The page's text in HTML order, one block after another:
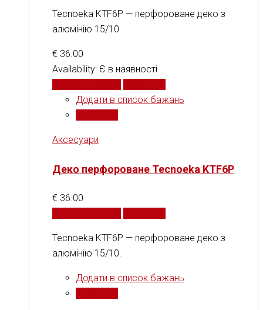
Tecnoeka KTF6P — перфороване деко з
алюмінію 15/10.
€ 36.00
Availability: Є в наявності
Додати в список бажань
Аксесуари
Деко перфороване Tecnoeka KTF6P
€ 36.00
Tecnoeka KTF6P — перфороване деко з
алюмінію 15/10.
Додати в список бажань